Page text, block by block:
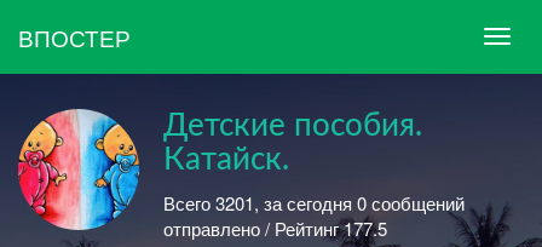
ВПОСТЕР
Детские пособия.
Катайск.
Всего 3201, за сегодня 0 сообщений
отправлено / Рейтинг 177.5